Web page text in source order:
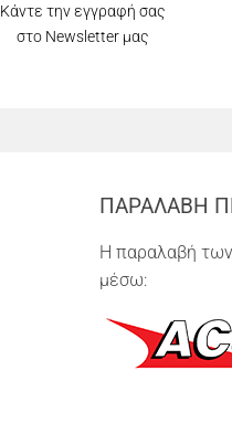
Κάντε την εγγραφή σας
στο Newsletter μας
ΠΑΡΑΛΑΒΗ
Η παραλαβή των
μέσω: